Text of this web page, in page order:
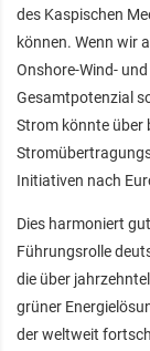
des Kaspischen
können. Wenn wir
Onshore-Wind-
Gesamtpotenzial
Strom könnte über
Initiativen nach
Dies harmoniert
Führungsrolle
die über
grüner
der weltweit